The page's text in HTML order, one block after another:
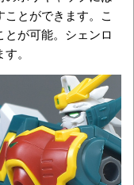
とができます。こ
が可能。シェンロ
。